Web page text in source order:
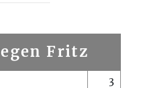
Fritz
3